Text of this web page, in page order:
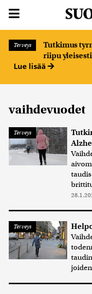
Terveys
Tutkimus
riipu
Lue lisää
vaihdevuodet
Terveys
Terveys